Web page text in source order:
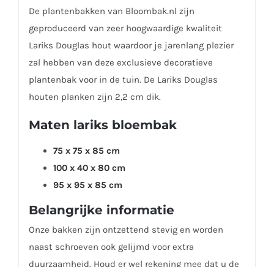
De plantenbakken van Bloombak.nl zijn
geproduceerd van zeer hoogwaardige kwaliteit
Lariks Douglas hout waardoor je jarenlang plezier
zal hebben van deze exclusieve decoratieve
plantenbak voor in de tuin. De Lariks Douglas
houten planken zijn 2,2 cm dik.
Maten lariks bloembak
75 x 75 x 85 cm
100 x 40 x 80 cm
95 x 95 x 85 cm
Belangrijke informatie
Onze bakken zijn ontzettend stevig en worden
naast schroeven ook gelijmd voor extra
duurzaamheid. Houd er wel rekening mee dat u de